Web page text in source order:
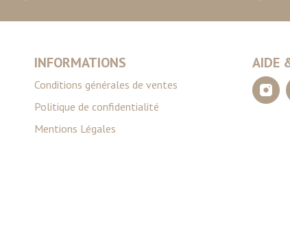
INFORMATIONS
Conditions générales de ventes
Politique de confidentialité
Mentions Légales
AIDE